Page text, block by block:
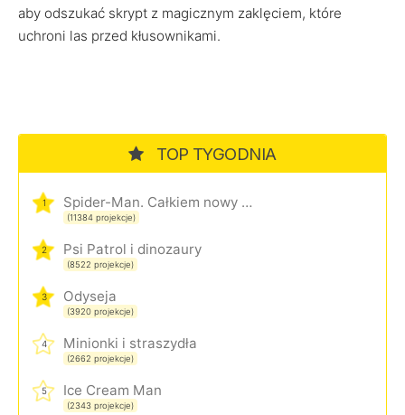
aby odszukać skrypt z magicznym zaklęciem, które
uchroni las przed kłusownikami.
TOP TYGODNIA
1 Spider-Man. Całkiem nowy dzień
(11384 projekcje)
2 Psi Patrol i dinozaury
(8522 projekcje)
3 Odyseja
(3920 projekcje)
4 Minionki i straszydła
(2662 projekcje)
5 Ice Cream Man
(2343 projekcje)